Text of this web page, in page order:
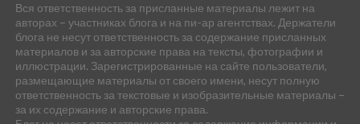
Вся ответственность за присланные материалы лежит на
авторах – участниках блога и на пи-ар агентствах. Держатели
блога не несут ответственность за содержание присланных
материалов и за авторские права на тексты, фотографии и
иллюстрации. Зарегистрированные на сайте пользователи,
размещающие материалы от своего имени, несут полную
ответственность за текстовые и изобразительные материалы –
за их содержание и авторские права.